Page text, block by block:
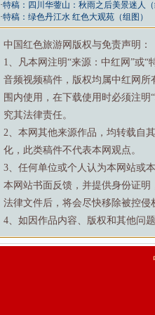
·特稿：四川华蓥山：秋雨之后美景迷人（
·特稿：绿色丹江水 红色大观苑（组图）
中国红色旅游网版权与免责声明：
1、凡本网注明“来源：中红网”或
音频视频稿件，版权均属中红网
围内使用，在下载使用时必须注
究其法律责任。
2、本网其他来源作品，均转载自
化，此类稿件不代表本网观点。
3、任何单位或个人认为本网站或
本网站书面反馈，并提供身份证
法律文件后，将会尽快移除被控侵
4、如因作品内容、版权和其他问